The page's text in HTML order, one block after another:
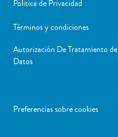
Politica de Privacidad
Términos y condiciones
Autorización De Tratamiento de
Datos
Preferencias sobre cookies